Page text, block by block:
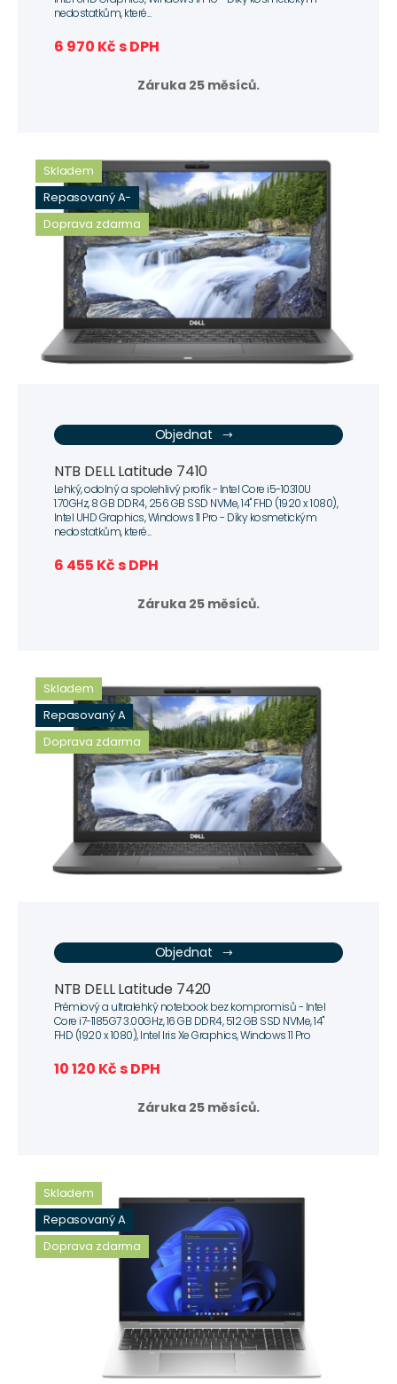
nedostatkům, které...
6 970 Kč s DPH
Záruka 25 měsíců.
Skladem
Repasovaný A-
Doprava zdarma
Objednat
NTB DELL Latitude 7410
Lehký, odolný a spolehlivý profík - Intel Core i5-10310U
1.70GHz, 8 GB DDR4, 256 GB SSD NVMe, 14" FHD (1920 x 1080),
Intel UHD Graphics, Windows 11 Pro - Díky kosmetickým
nedostatkům, které...
6 455 Kč s DPH
Záruka 25 měsíců.
Skladem
Repasovaný A
Doprava zdarma
Objednat
NTB DELL Latitude 7420
Prémiový a ultralehký notebook bez kompromisů - Intel
Core i7-1185G7 3.00GHz, 16 GB DDR4, 512 GB SSD NVMe, 14"
FHD (1920 x 1080), Intel Iris Xe Graphics, Windows 11 Pro
10 120 Kč s DPH
Záruka 25 měsíců.
Skladem
Repasovaný A
Doprava zdarma